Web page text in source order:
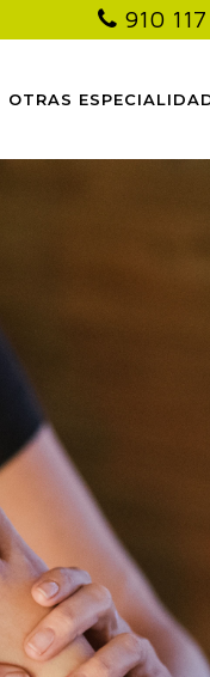
910
OTRAS